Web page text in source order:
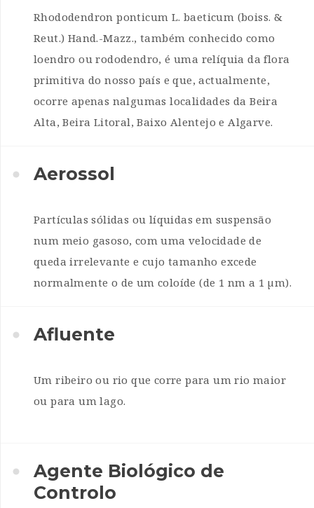
Rhododendron ponticum L. baeticum (boiss. &
Reut.) Hand.-Mazz., também conhecido como
loendro ou rododendro, é uma relíquia da flora
primitiva do nosso país e que, actualmente,
ocorre apenas nalgumas localidades da Beira
Alta, Beira Litoral, Baixo Alentejo e Algarve.
Aerossol
Partículas sólidas ou líquidas em suspensão
num meio gasoso, com uma velocidade de
queda irrelevante e cujo tamanho excede
normalmente o de um coloíde (de 1 nm a 1 µm).
Afluente
Um ribeiro ou rio que corre para um rio maior
ou para um lago.
Agente Biológico de
Controlo